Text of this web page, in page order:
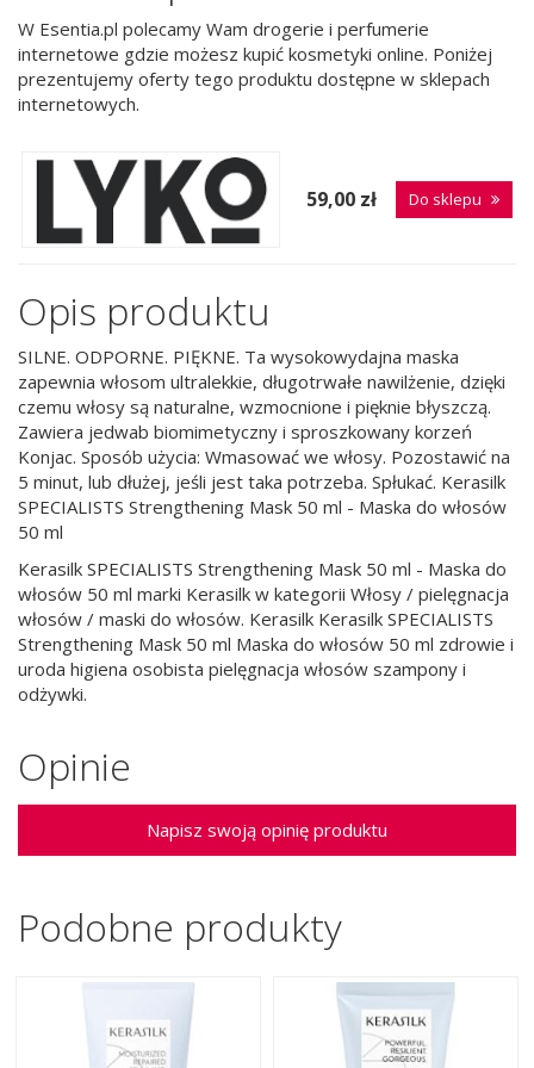
W Esentia.pl polecamy Wam drogerie i perfumerie
internetowe gdzie możesz kupić kosmetyki online. Poniżej
prezentujemy oferty tego produktu dostępne w sklepach
internetowych.
59,00 zł Do sklepu
Opis produktu
SILNE. ODPORNE. PIĘKNE. Ta wysokowydajna maska
zapewnia włosom ultralekkie, długotrwałe nawilżenie, dzięki
czemu włosy są naturalne, wzmocnione i pięknie błyszczą.
Zawiera jedwab biomimetyczny i sproszkowany korzeń
Konjac. Sposób użycia: Wmasować we włosy. Pozostawić na
5 minut, lub dłużej, jeśli jest taka potrzeba. Spłukać. Kerasilk
SPECIALISTS Strengthening Mask 50 ml - Maska do włosów
50 ml
Kerasilk SPECIALISTS Strengthening Mask 50 ml - Maska do
włosów 50 ml marki Kerasilk w kategorii Włosy / pielęgnacja
włosów / maski do włosów. Kerasilk Kerasilk SPECIALISTS
Strengthening Mask 50 ml Maska do włosów 50 ml zdrowie i
uroda higiena osobista pielęgnacja włosów szampony i
odżywki.
Opinie
Napisz swoją opinię produktu
Podobne produkty